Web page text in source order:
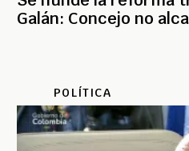
Galán: Concejo no
POLÍTICA